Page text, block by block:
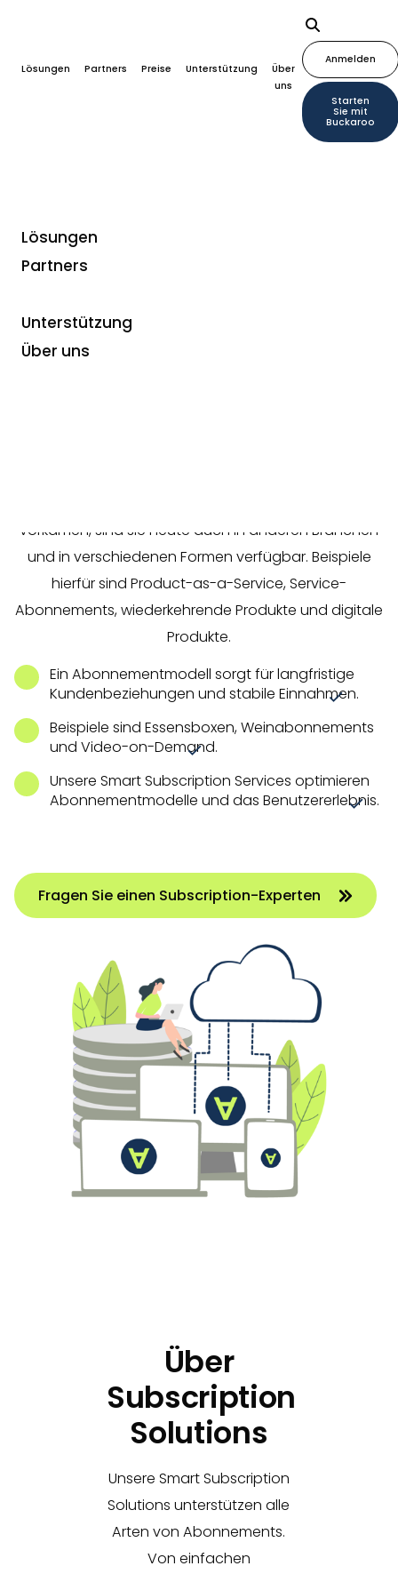
Lösungen Partners Preise Unterstützung
Über
uns
Anmelden
Starten
Sie mit
Buckaroo
Lösungen
Partners
Unterstützung
Über uns
Einfach und sicher
Zahlungen für
Abonnenten abwickeln
vorkamen, sind sie heute auch in anderen Branchen
und in verschiedenen Formen verfügbar. Beispiele
hierfür sind Product-as-a-Service, Service-
Abonnements, wiederkehrende Produkte und digitale
Produkte.
Ein Abonnementmodell sorgt für langfristige
Kundenbeziehungen und stabile Einnahmen.
Beispiele sind Essensboxen, Weinabonnements
und Video-on-Demand.
Unsere Smart Subscription Services optimieren
Abonnementmodelle und das Benutzererlebnis.
Fragen Sie einen Subscription-Experten
Über
Subscription
Solutions
Unsere Smart Subscription
Solutions unterstützen alle
Arten von Abonnements.
Von einfachen